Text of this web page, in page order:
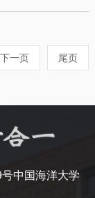
下一页 尾页
中国海洋大学